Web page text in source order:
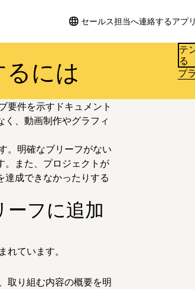
セールス担当へ連絡するアプ
には
テ
る
プ
要件を示すドキュメント
、動画制作やグラフィ
。明確なブリーフがない
。また、プロジェクトが
達成できなかったりする
フに追加
ています。
取り組む内容の概要を明